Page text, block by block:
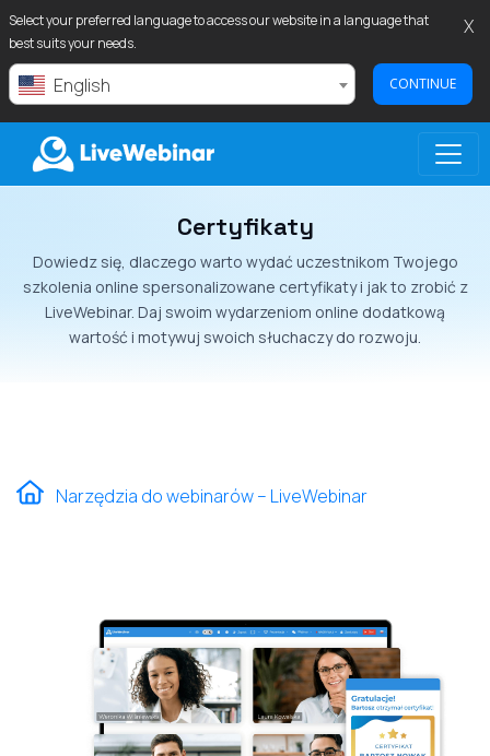
Select your preferred language to access our website in a language that
best suits your needs.
English CONTINUE
X
LIVEWEBINAR.COMCertyfikaty
Dowiedz się, dlaczego warto wydać uczestnikom Twojego
szkolenia online spersonalizowane certyfikaty i jak to zrobić z
LiveWebinar. Daj swoim wydarzeniom online dodatkową
wartość i motywuj swoich słuchaczy do rozwoju.
Narzędzia do webinarów – LiveWebinar